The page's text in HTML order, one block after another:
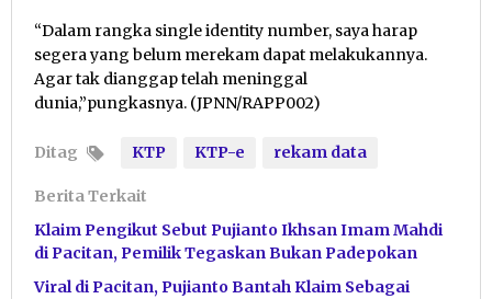
“Dalam rangka single identity number, saya harap
segera yang belum merekam dapat melakukannya.
Agar tak dianggap telah meninggal
dunia,”pungkasnya. (JPNN/RAPP002)
Ditag KTP KTP-e rekam data
Berita Terkait
Klaim Pengikut Sebut Pujianto Ikhsan Imam Mahdi
di Pacitan, Pemilik Tegaskan Bukan Padepokan
Viral di Pacitan, Pujianto Bantah Klaim Sebagai